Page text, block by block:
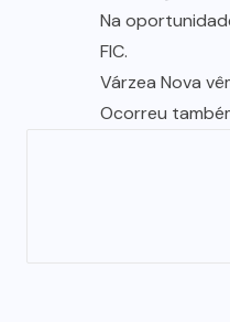
Na
FIC.
Várzea Nova
Ocorreu